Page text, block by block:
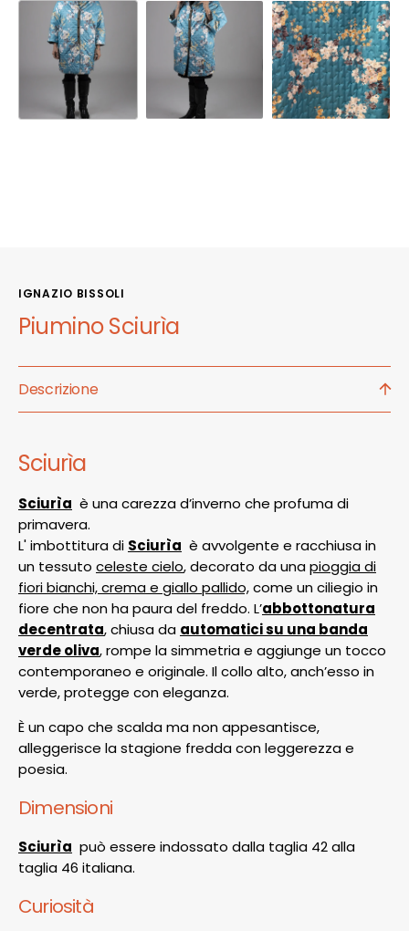
IGNAZIO BISSOLI
Piumino Sciurìa
Descrizione
Sciurìa
Sciurìa è una carezza d’inverno che profuma di
primavera.
L' imbottitura di Sciurìa è avvolgente e racchiusa in
un tessuto celeste cielo, decorato da unapioggia di
fiori bianchi, crema e giallo pallido,come un ciliegio in
fiore che non ha paura del freddo. L’abbottonatura
decentrata, chiusa da automatici su una banda
verde oliva, rompe la simmetria e aggiunge un tocco
contemporaneo e originale. Il collo alto, anch’esso in
verde, protegge con eleganza.
È un capo che scalda ma non appesantisce,
alleggerisce la stagione fredda con leggerezza e
poesia.
Dimensioni
Sciurìa può essere indossato dalla taglia 42 alla
taglia 46 italiana.
Curiosità